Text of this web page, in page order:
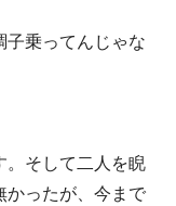
乗ってんじゃな
そして二人を睨
かったが、今まで